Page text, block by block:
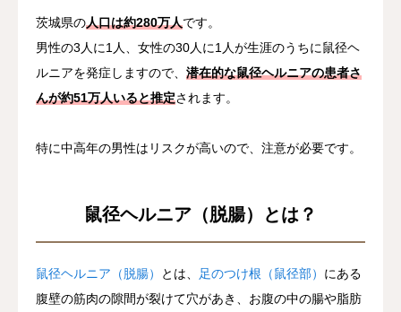
茨城県の人口は約280万人です。
男性の3人に1人、女性の30人に1人が生涯のうちに鼠径ヘ
ルニアを発症しますので、 潜在的な鼠径ヘルニアの患者さ
んが約51万人いると推定されます。
特に中高年の男性はリスクが高いので、注意が必要です。
鼠径ヘルニア（脱腸）とは？
鼠径ヘルニア（脱腸） とは、 足のつけ根（鼠径部） にある
腹壁の筋肉の隙間が裂けて穴があき、お腹の中の腸や脂肪